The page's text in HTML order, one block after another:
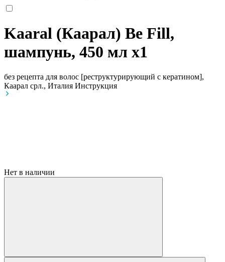
Kaaral (Каарал) Be Fill,
шампунь, 450 мл x1
без рецепта для волос [реструктурирующий c кератином],
Каарал срл., Италия Инструкция
Нет в наличии